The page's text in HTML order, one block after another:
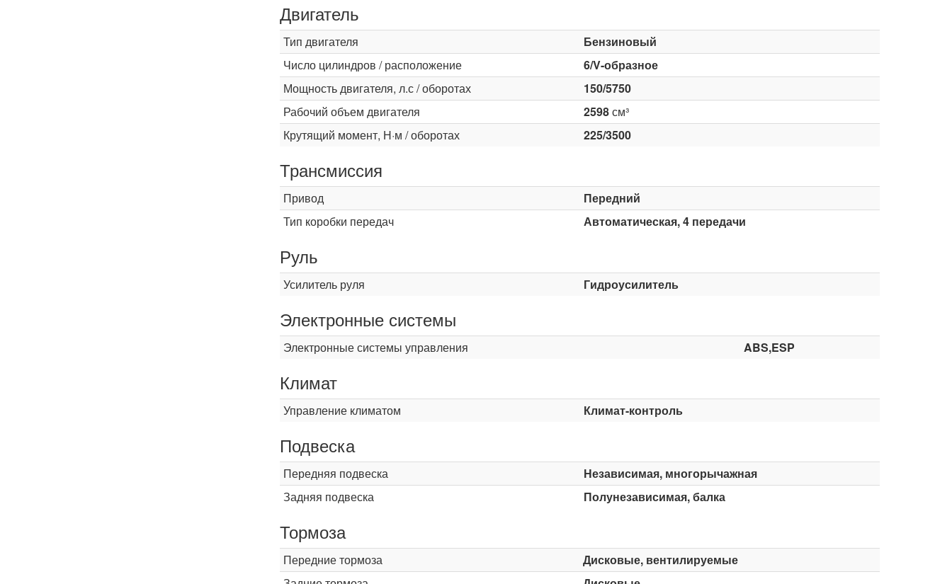
Двигатель
Тип двигателя
Бензиновый
Число цилиндров / расположение
6/V-образное
Мощность двигателя, л.с / оборотах
150/5750
Рабочий объем двигателя
2598см³
Крутящий момент, Н·м / оборотах
225/3500
Трансмиссия
Привод
Передний
Тип коробки передач
Автоматическая, 4 передачи
Руль
Усилитель руля Гидроусилитель
Электронные системы
Электронные системы управления ABS,ESP
Климат
Управление климатом Климат-контроль
Подвеска
Передняя подвеска
Независимая, многорычажная
Задняя подвеска
Полунезависимая, балка
Тормоза
Передние тормоза
Дисковые, вентилируемые